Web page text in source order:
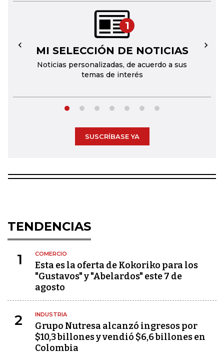
1
MI SELECCIÓN DE NOTICIAS
Noticias personalizadas, de acuerdo a sus
temas de interés
← →
SUSCRÍBASE YA
TENDENCIAS
1 COMERCIO
Esta es la oferta de Kokoriko para los
"Gustavos" y "Abelardos" este 7 de
agosto
2 INDUSTRIA
Grupo Nutresa alcanzó ingresos por
$10,3 billones y vendió $6,6 billones en
Colombia